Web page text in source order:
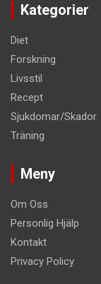
Kategorier
Diet
Forskning
Livsstil
Recept
Sjukdomar/Skador
Träning
Meny
Om Oss
Personlig Hjälp
Kontakt
Privacy Policy